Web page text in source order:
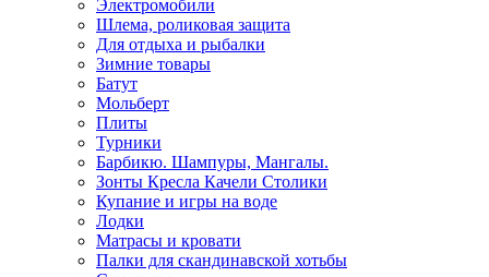
Электромобили
Шлема, роликовая защита
Для отдыха и рыбалки
Зимние товары
Батут
Мольберт
Плиты
Турники
Барбикю. Шампуры, Мангалы.
Зонты Кресла Качели Столики
Купание и игры на воде
Лодки
Матрасы и кровати
Палки для скандинавской хотьбы